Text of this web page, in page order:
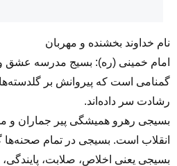
نام خداوند بخشنده و مهربان
امام خمینی (ره): بسیج مدرسه عشق
گمنامی است که پیروانش بر
رشادت سر داده‌اند.
بسیجی رهرو همیشگی پیر جماران و
انقلاب است. بسیجی در تمام
بسیجی یعنی اخلاص، صلابت،